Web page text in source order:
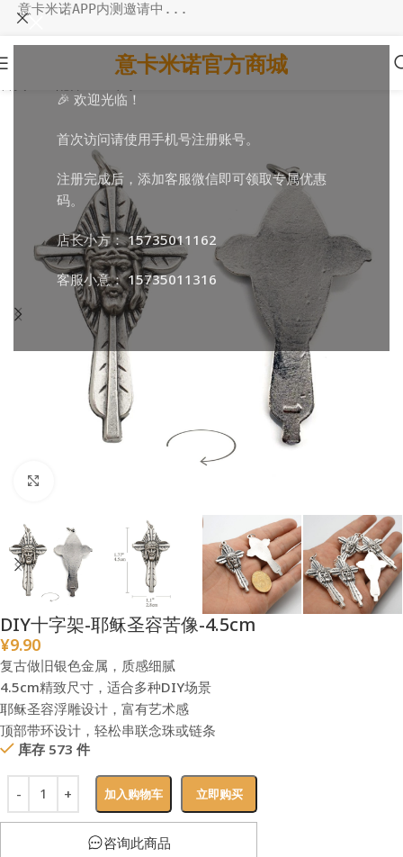
🎉 欢迎光临！
首次访问请使用手机号注册账号。
注册完成后，添加客服微信即可领取专属优惠
码。
店长小方：15735011162
客服小意：15735011316
意卡米诺APP内测邀请中...
意卡米诺官方商城
DIY十字架-耶稣圣容苦像-4.5cm
¥9.90
复古做旧银色金属，质感细腻
4.5cm精致尺寸，适合多种DIY场景
耶稣圣容浮雕设计，富有艺术感
顶部带环设计，轻松串联念珠或链条
库存 573 件
加入购物车 立即购买
咨询此商品